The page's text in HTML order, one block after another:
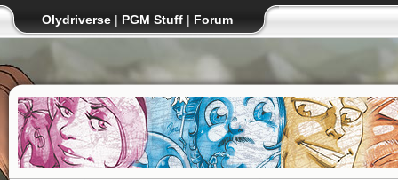
Olydriverse | PGM Stuff | Forum